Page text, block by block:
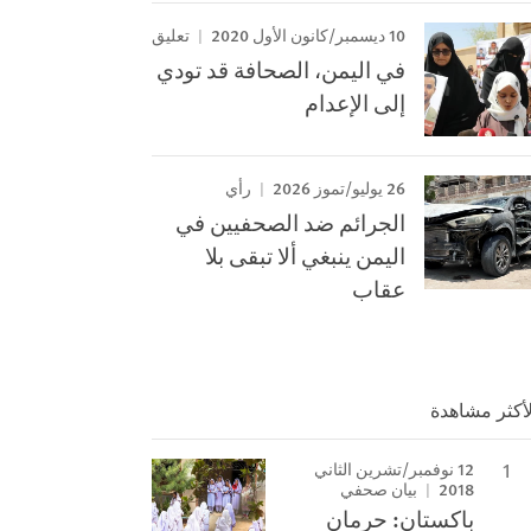
10 ديسمبر/كانون الأول 2020 تعليق
في اليمن، الصحافة قد تودي
إلى الإعدام
26 يوليو/تموز 2026 رأي
الجرائم ضد الصحفيين في
اليمن ينبغي ألا تبقى بلا
عقاب
مشاهدة
12 نوفمبر/تشرين الثاني
2018
بيان صحفي
باكستان: حرمان